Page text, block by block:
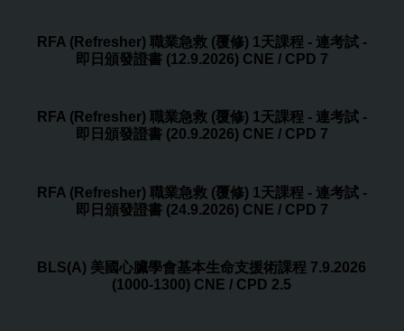
RFA (Refresher) 職業急救 (覆修) 1天課程 - 連考試 -
即日頒發證書 (12.9.2026) CNE / CPD 7
RFA (Refresher) 職業急救 (覆修) 1天課程 - 連考試 -
即日頒發證書 (20.9.2026) CNE / CPD 7
RFA (Refresher) 職業急救 (覆修) 1天課程 - 連考試 -
即日頒發證書 (24.9.2026) CNE / CPD 7
BLS(A) 美國心臟學會基本生命支援術課程 7.9.2026
(1000-1300) CNE / CPD 2.5